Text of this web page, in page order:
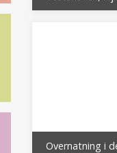
Overnatning i